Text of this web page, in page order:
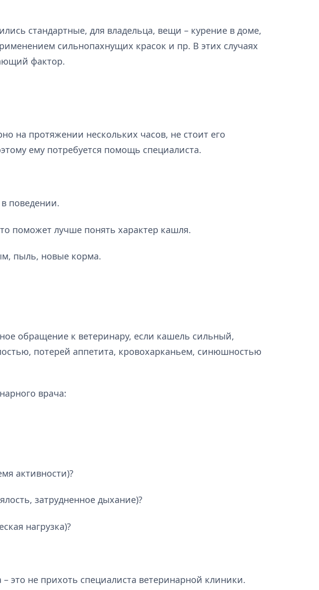
стандартные, для владельца, вещи – курение в доме,
сильнопахнущих красок и пр. В этих случаях
фактор.
на протяжении нескольких часов, не стоит его
ему потребуется помощь специалиста.
поведении.
поможет лучше понять характер кашля.
пыль, новые корма.
обращение к ветеринару, если кашель сильный,
потерей аппетита, кровохарканьем, синюшностью
врача:
активности)?
затрудненное дыхание)?
нагрузка)?
это не прихоть специалиста ветеринарной клиники.